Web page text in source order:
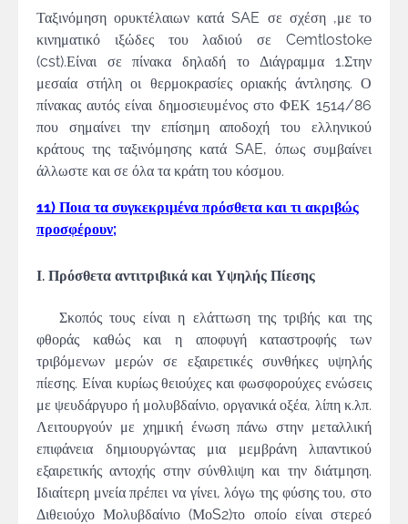
Ταξινόμηση ορυκτέλαιων κατά SAE σε σχέση ,με το
κινηματικό ιξώδες του λαδιού σε Cemtlostoke
(cst).Είναι σε πίνακα δηλαδή το Διάγραμμα 1.Στην
μεσαία στήλη οι θερμοκρασίες οριακής άντλησης. Ο
πίνακας αυτός είναι δημοσιευμένος στο ΦΕΚ 1514/86
που σημαίνει την επίσημη αποδοχή του ελληνικού
κράτους της ταξινόμησης κατά SAE, όπως συμβαίνει
άλλωστε και σε όλα τα κράτη του κόσμου.
11) Ποια τα συγκεκριμένα πρόσθετα και τι ακριβώς
προσφέρουν;
Ι. Πρόσθετα αντιτριβικά και Υψηλής Πίεσης
Σκοπός τους είναι η ελάττωση της τριβής και της
φθοράς καθώς και η αποφυγή καταστροφής των
τριβόμενων μερών σε εξαιρετικές συνθήκες υψηλής
πίεσης. Είναι κυρίως θειούχες και φωσφορούχες ενώσεις
με ψευδάργυρο ή μολυβδαίνιο, οργανικά οξέα, λίπη κ.λπ.
Λειτουργούν με χημική ένωση πάνω στην μεταλλική
επιφάνεια δημιουργώντας μια μεμβράνη λιπαντικού
εξαιρετικής αντοχής στην σύνθλιψη και την διάτμηση.
Ιδιαίτερη μνεία πρέπει να γίνει, λόγω της φύσης του, στο
Διθειούχο Μολυβδαίνιο (ΜοS2)το οποίο είναι στερεό